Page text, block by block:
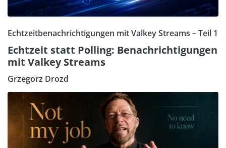
Echtzeitbenachrichtigungen mit Valkey Streams – Teil 1
Echtzeit statt Polling: Benachrichtigungen
mit Valkey Streams
Grzegorz Drozd